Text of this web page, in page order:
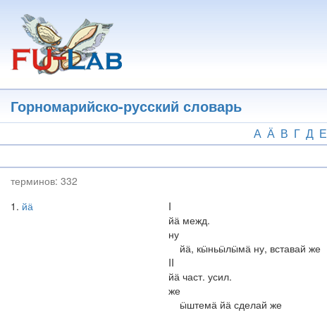
основному
содержанию
Горномарийско-русский словарь
А Ӓ В Г Д Е
терминов: 332
1 йӓ
I
йӓ межд.
ну
йӓ, кӹньӹлӹмӓ ну, вставай же
II
йӓ част. усил.
же
ӹштемӓ йӓ сделай же